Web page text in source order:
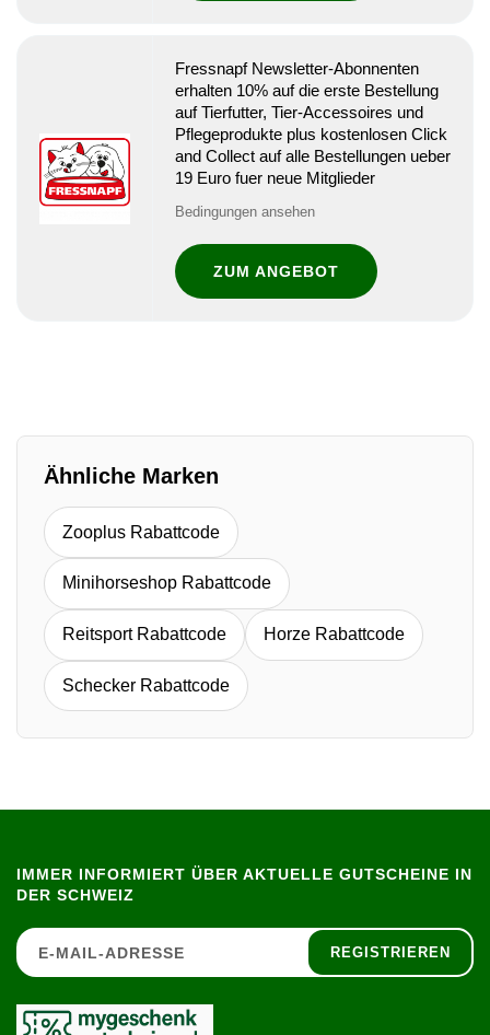
Fressnapf Newsletter-Abonnenten
erhalten 10% auf die erste Bestellung
auf Tierfutter, Tier-Accessoires und
Pflegeprodukte plus kostenlosen Click
and Collect auf alle Bestellungen ueber
19 Euro fuer neue Mitglieder
Bedingungen ansehen
ZUM ANGEBOT
Ähnliche Marken
Zooplus Rabattcode
Minihorseshop Rabattcode
Reitsport Rabattcode Horze Rabattcode
Schecker Rabattcode
IMMER INFORMIERT ÜBER AKTUELLE GUTSCHEINE IN
DER SCHWEIZ
REGISTRIEREN